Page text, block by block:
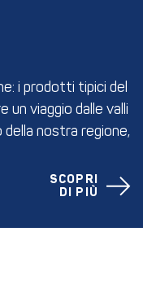
i prodotti tipici del
viaggio dalle valli
della nostra regione,
SCOPRI
DI PIÙ